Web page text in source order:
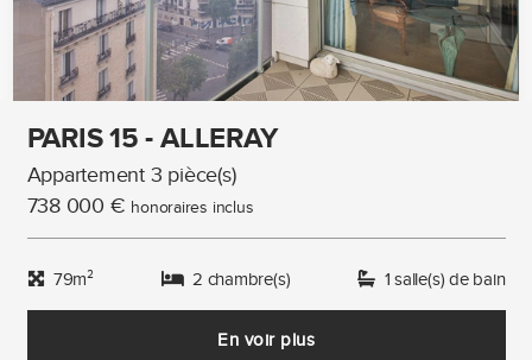
PARIS 15 - ALLERAY
Appartement 3 pièce(s)
738 000 € honoraires inclus
79m² 2 chambre(s) 1 salle(s) de bain
En voir plus